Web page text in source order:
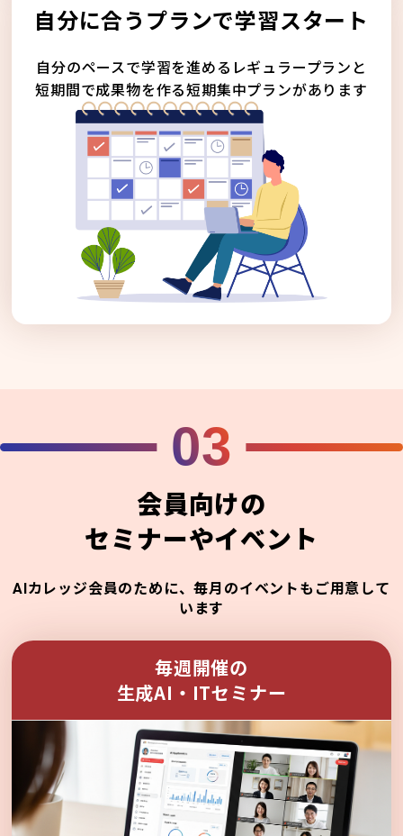
自分に合うプランで学習スタート
自分のペースで学習を進めるレギュラープランと
短期間で成果物を作る短期集中プランがあります
03
会員向けの
セミナーやイベント
AIカレッジ会員のために、毎月のイベントもご用意して
います
毎週開催の
生成AI・ITセミナー